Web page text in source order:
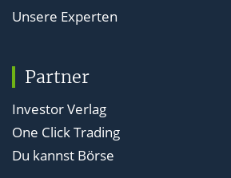
Unsere Experten
Partner
Investor Verlag
One Click Trading
Du kannst Börse